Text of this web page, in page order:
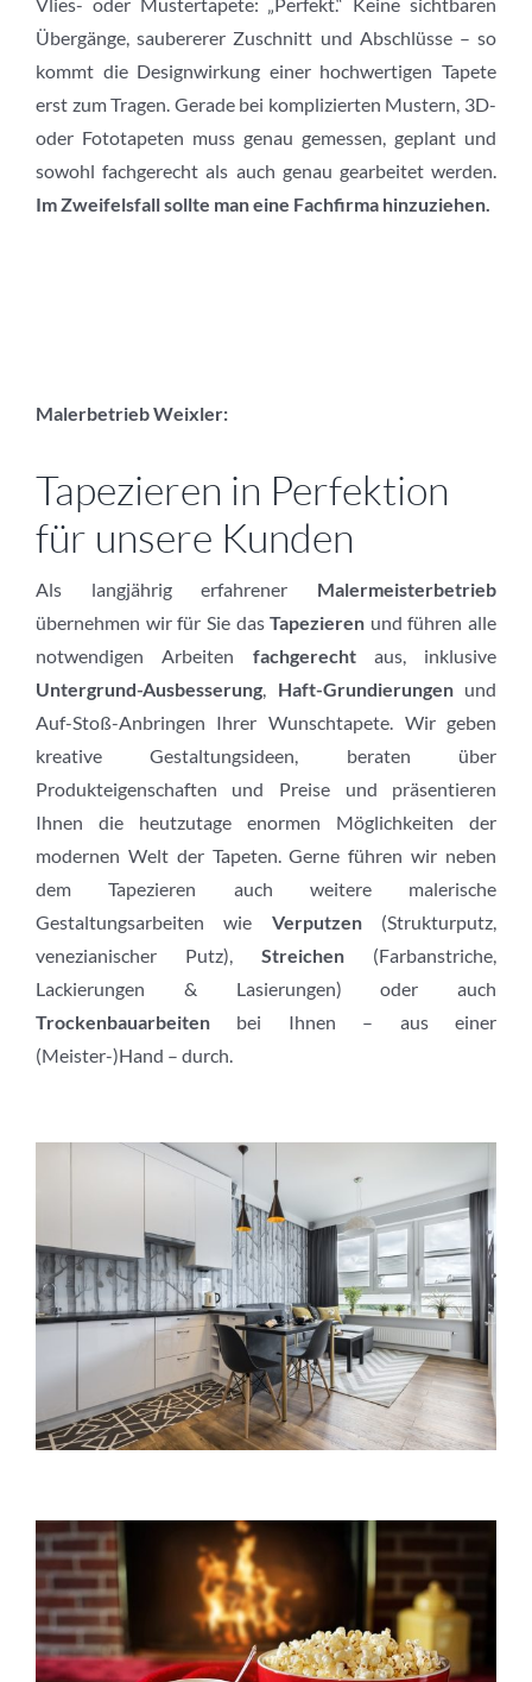
Übergänge, saubererer Zuschnitt und Abschlüsse – so
kommt die Designwirkung einer hochwertigen Tapete
erst zum Tragen. Gerade bei komplizierten Mustern, 3D-
oder Fototapeten muss genau gemessen, geplant und
sowohl fachgerecht als auch genau gearbeitet werden.
Im Zweifelsfall sollte man eine Fachfirma hinzuziehen.
Malerbetrieb Weixler:
Tapezieren in Perfektion
für unsere Kunden
Als langjährig erfahrener Malermeisterbetrieb
übernehmen wir für Sie dasTapezieren und führen alle
notwendigen Arbeiten fachgerechtaus, inklusive
Untergrund-Ausbesserung, Haft-Grundierungenund
Auf-Stoß-Anbringen Ihrer Wunschtapete. Wir geben
kreative Gestaltungsideen, beraten über
Produkteigenschaften und Preise und präsentieren
Ihnen die heutzutage enormen Möglichkeiten der
modernen Welt der Tapeten. Gerne führen wir neben
dem Tapezieren auch weitere malerische
Gestaltungsarbeiten wie Verputzen(Strukturputz,
venezianischer Putz),Streichen (Farbanstriche,
Lackierungen & Lasierungen) oder auch
Trockenbauarbeitenbei Ihnen – aus einer
(Meister-)Hand – durch.